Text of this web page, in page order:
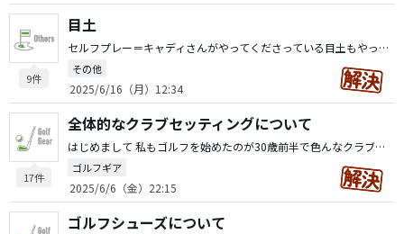
9件
目土
セルフプレー＝キャディさんがやってくださっている目土もやった上でセルフプレーだと自分は思っています カートは全員乗る必要が無いので、セカンドショットがグリーン付近まで行ったら、目土袋とパター＋１本持って、歩いています。 コースを歩く事で、次の戦略を考えたり、景色も楽しめ健康にも…、良い事づくめなのでお勧めです
その他
2025/6/16（月）12:34
17件
全体的なクラブセッティングについて
はじめまして 私もゴルフを始めたのが30歳前半で色んなクラブを取っ替え引っ替えした者です。 ・par5の2ndやドライバーをミスした時に、3uが問題なく打てるのであれば良いですが、難しいと感じていればロフトが24〜26°あるハイブリッドをお勧めします ・残り20yのアプローチでしたら、9iをパターの様に打ってみると面白いかもしれません。ウェッジ で上げようと打ってザックリやトップして奥へ…は無くなるかもです
ゴルフギア
2025/6/6（金）22:15
ゴルフシューズについて